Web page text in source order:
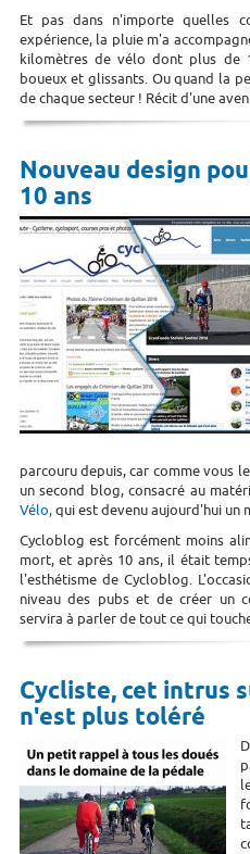
Et pas dans n'importe quelles
expérience, la pluie m'a
kilomètres de vélo dont plus de
boueux et glissants. Ou quand la
de chaque secteur ! Récit d'une
Nouveau design
10 ans
parcouru depuis, car comme vous
un second blog, consacré au
Vélo,qui est devenu aujourd'hui un
Cycloblog est forcément moins
mort, et après 10 ans, il était
l'esthétisme de Cycloblog.
niveau des pubs et de créer un
servira à parler de tout ce qui
Cycliste, cet intrus
n'est plus toléré